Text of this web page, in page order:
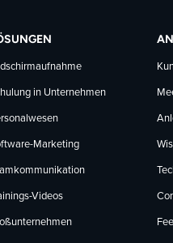
in Unternehmen
Marketing
Videos